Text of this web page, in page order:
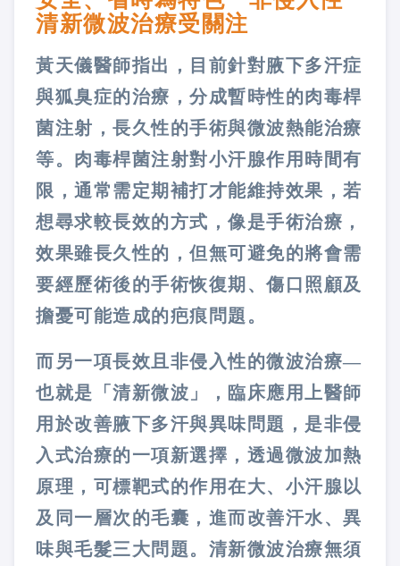
清新微波治療受關注
黃天儀醫師指出，目前針對腋下多汗症
與狐臭症的治療，分成暫時性的肉毒桿
菌注射，長久性的手術與微波熱能治療
等。肉毒桿菌注射對小汗腺作用時間有
限，通常需定期補打才能維持效果，若
想尋求較長效的方式，像是手術治療，
效果雖長久性的，但無可避免的將會需
要經歷術後的手術恢復期、傷口照顧及
擔憂可能造成的疤痕問題。
而另一項長效且非侵入性的微波治療—
也就是「清新微波」，臨床應用上醫師
用於改善腋下多汗與異味問題，是非侵
入式治療的一項新選擇，透過微波加熱
原理，可標靶式的作用在大、小汗腺以
及同一層次的毛囊，進而改善汗水、異
味與毛髮三大問題。清新微波治療無須